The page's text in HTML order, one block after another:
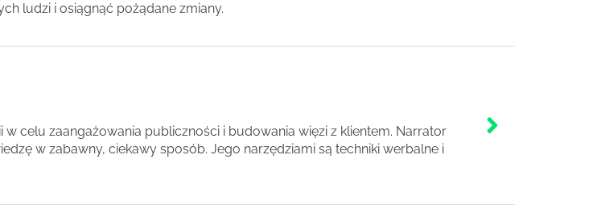
ludzi i osiągnąć pożądane zmiany.
celu zaangażowania publiczności i budowania więzi z klientem. Narrator
w zabawny, ciekawy sposób. Jego narzędziami są techniki werbalne i